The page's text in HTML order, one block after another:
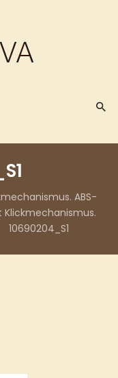
ABS-
10690204_S1